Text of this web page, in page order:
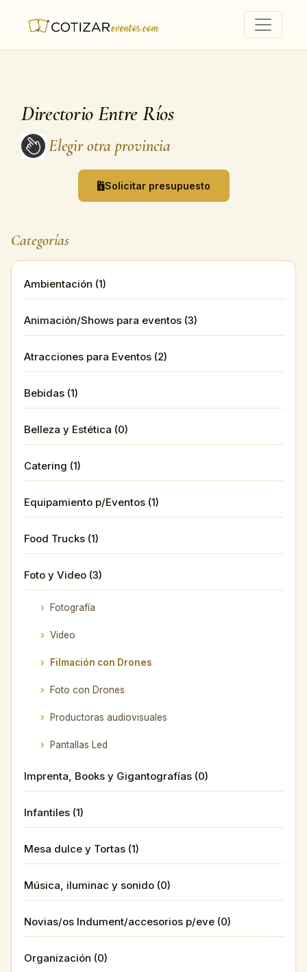
Directorio Entre Ríos
Elegir otra provincia
Solicitar presupuesto
Categorías
Ambientación (1)
Animación/Shows para eventos (3)
Atracciones para Eventos (2)
Bebidas (1)
Belleza y Estética (0)
Catering (1)
Equipamiento p/Eventos (1)
Food Trucks (1)
Foto y Video (3)
Fotografía
Video
Filmación con Drones
Foto con Drones
Productoras audiovisuales
Pantallas Led
Imprenta, Books y Gigantografías (0)
Infantiles (1)
Mesa dulce y Tortas (1)
Música, iluminac y sonido (0)
Novias/os Indument/accesorios p/eve (0)
Organización (0)